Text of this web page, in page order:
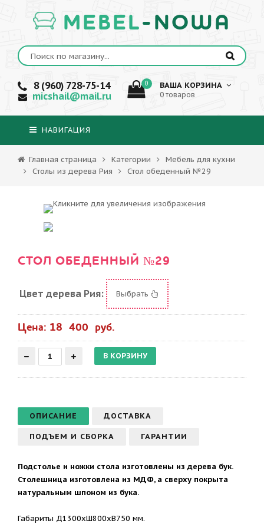
MEBEL-NOWA
8 (960) 728-75-14
micshail@mail.ru
0 ВАША КОРЗИНА
0 товаров
НАВИГАЦИЯ
Главная страница Категории
Мебель для кухни
Столы из дерева Рия
Стол обеденный №29
СТОЛ ОБЕДЕННЫЙ №29
Цвет дерева Рия: Выбрать
Цена: 18 400 руб.
ОПИСАНИЕ ДОСТАВКА
ПОДЪЕМ И СБОРКА ГАРАНТИИ
Подстолье и ножки стола изготовлены из дерева бук.
Столешница изготовлена из МДФ, а сверху покрыта
натуральным шпоном из бука.
Габариты Д1300хШ800хВ750 мм.